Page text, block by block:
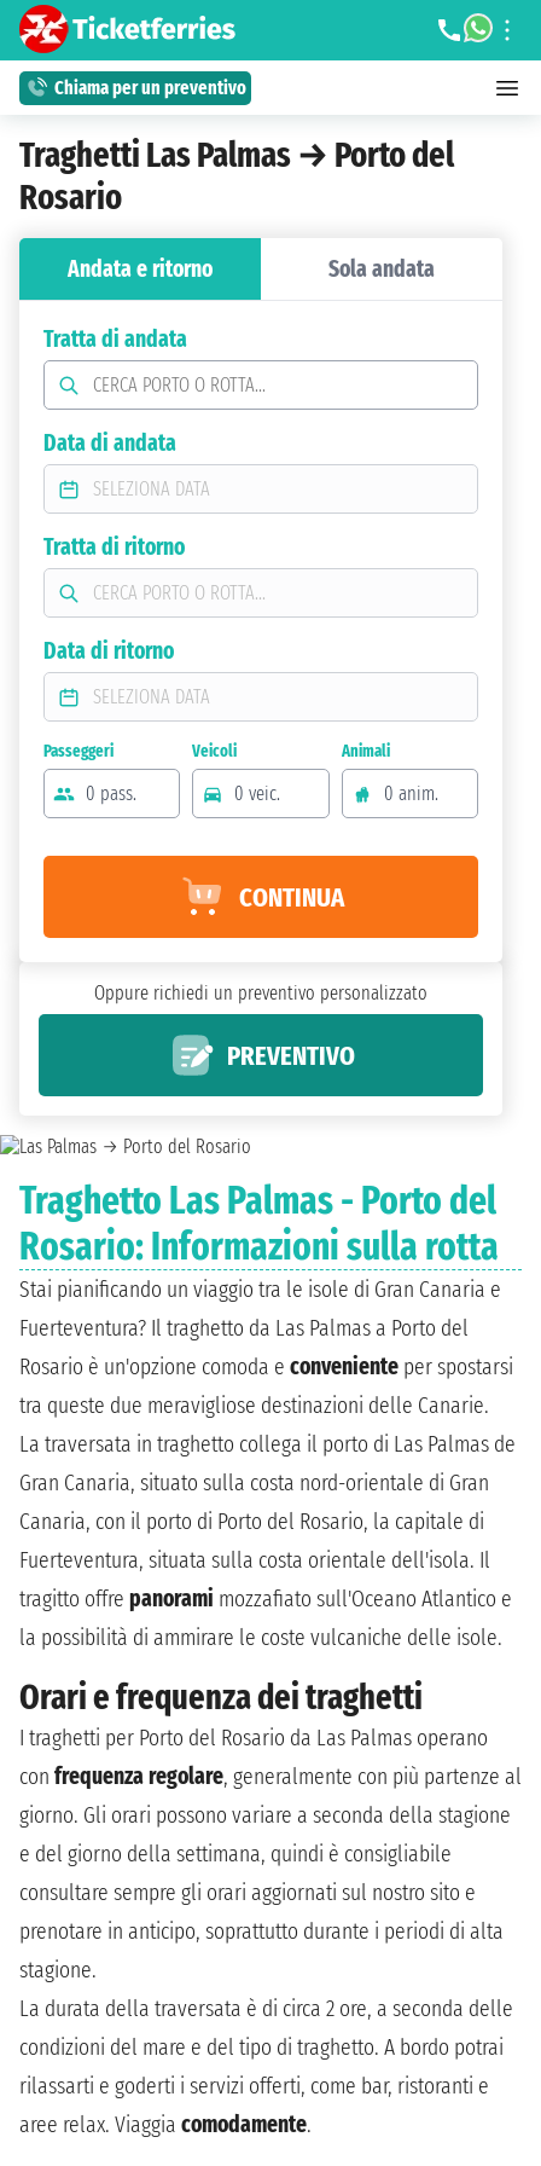
Chiama per un preventivo
Traghetti Las Palmas → Porto del
Rosario
Traghetto Las Palmas - Porto del
Rosario: Informazioni sulla rotta
Stai pianificando un viaggio tra le isole di Gran Canaria e
Fuerteventura? Il traghetto da Las Palmas a Porto del
Rosario è un'opzione comoda e conveniente per spostarsi
tra queste due meravigliose destinazioni delle Canarie.
La traversata in traghetto collega il porto di Las Palmas de
Gran Canaria, situato sulla costa nord-orientale di Gran
Canaria, con il porto di Porto del Rosario, la capitale di
Fuerteventura, situata sulla costa orientale dell'isola. Il
tragitto offre panorami mozzafiato sull'Oceano Atlantico e
la possibilità di ammirare le coste vulcaniche delle isole.
Orari e frequenza dei traghetti
I traghetti per Porto del Rosario da Las Palmas operano
con frequenza regolare, generalmente con più partenze al
giorno. Gli orari possono variare a seconda della stagione
e del giorno della settimana, quindi è consigliabile
consultare sempre gli orari aggiornati sul nostro sito e
prenotare in anticipo, soprattutto durante i periodi di alta
stagione.
La durata della traversata è di circa 2 ore, a seconda delle
condizioni del mare e del tipo di traghetto. A bordo potrai
rilassarti e goderti i servizi offerti, come bar, ristoranti e
aree relax. Viaggia comodamente.
Andata e ritorno Sola andata
Tratta di andata
Data di andata
Tratta di ritorno
Data di ritorno
Passeggeri
0 pass.
Veicoli
0 veic.
Animali
0 anim.
CONTINUA
Oppure richiedi un preventivo personalizzato
PREVENTIVO